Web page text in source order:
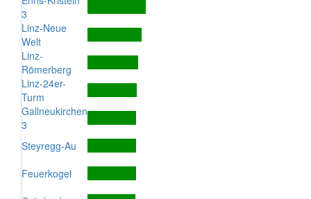
3
Linz-Neue
Welt
Linz-
Römerberg
Linz-24er-
Turm
Gallneukirchen
3
Steyregg-Au
Feuerkogel